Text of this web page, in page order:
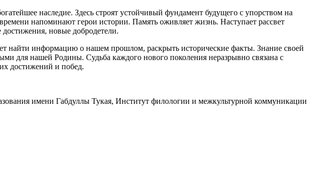
наследие. Здесь строят устойчивый фундамент будущего с упорством на
напоминают герои истории. Память оживляет жизнь. Наступает рассвет
новые добродетели.
найти информацию о нашем прошлом, раскрыть исторические факты. Знание своей
для нашей Родины. Судьба каждого нового поколения неразрывно связана с
достижений и побед.
имени Габдуллы Тукая, Институт филологии и межкультурной коммуникации